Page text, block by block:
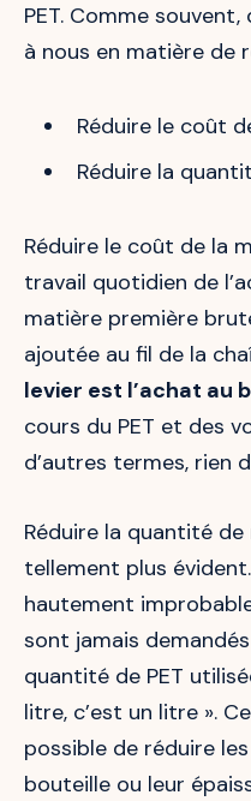
PET. Comme
à nous en matière de
Réduire le coût
Réduire la
Réduire le coût de la
travail quotidien de
matière première
ajoutée au fil de la
levier est l’achat au
cours du PET et des
d’autres termes, rien
Réduire la quantité de
tellement plus
hautement
sont jamais
quantité de PET
litre, c’est un litre ».
possible de réduire
bouteille ou leur